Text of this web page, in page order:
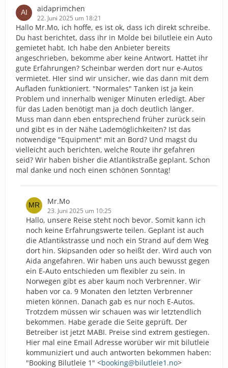
aidaprimchen
22. Juni 2025 um 18:21
Hallo Mr.Mo, ich hoffe, es ist ok, dass ich direkt schreibe.
Du hast berichtet, dass ihr in Molde bei bilutleie ein Auto
gemietet habt. Ich habe den Anbieter bereits
angeschrieben, bekomme aber keine Antwort. Hattet ihr
gute Erfahrungen? Scheinbar werden dort nur e-Autos
vermietet. HIer sind wir unsicher, wie das dann mit dem
Aufladen funktioniert. "Normales" Tanken ist ja kein
Problem und innerhalb weniger Minuten erledigt. Aber
für das Laden benötigt man ja doch deutlich länger.
Muss man dann eben entsprechend früher zurück sein
und gibt es in der Nähe Lademöglichkeiten? Ist das
notwendige "Equipment" mit an Bord? Und magst du
vielleicht auch berichten, welche Route ihr gefahren
seid? Wir haben bisher die Atlantikstraße geplant. Schon
mal danke und noch einen schönen Sonntag!
Mr.Mo
23. Juni 2025 um 10:25
Hallo, unsere Reise steht noch bevor. Somit kann ich
noch keine Erfahrungswerte teilen. Geplant ist auch
die Atlantikstrasse und noch ein Strand auf dem Weg
dort hin. Skipsanden oder so heißt der. Wird auch von
Aida angefahren. Wir haben uns auch bewusst gegen
ein E-Auto entschieden um flexibler zu sein. In
Norwegen gibt es aber kaum noch Verbrenner. Wir
haben vor ca. 9 Monaten den letzten Verbrenner
mieten können. Danach gab es nur noch E-Autos.
Trotzdem müssen wir schauen was wir letztendlich
bekommen. Habe gerade die Seite geprüft. Der
Betreiber ist jetzt MABI. Preise sind extrem gestiegen.
Hier mal eine Email Adresse worüber wir mit bilutleie
kommuniziert und auch antworten bekommen haben:
"Booking Bilutleie 1" <booking@bilutleie1.no>